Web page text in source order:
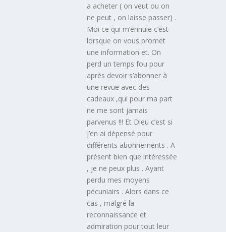
a acheter ( on veut ou on
ne peut , on laisse passer) .
Moi ce qui m’ennuie c’est
lorsque on vous promet
une information et. On
perd un temps fou pour
après devoir s’abonner à
une revue avec des
cadeaux ,qui pour ma part
ne me sont jamais
parvenus !!! Et Dieu c’est si
j’en ai dépensé pour
différents abonnements . A
présent bien que intéressée
, je ne peux plus . Ayant
perdu mes moyens
pécuniairs . Alors dans ce
cas , malgré la
reconnaissance et
admiration pour tout leur